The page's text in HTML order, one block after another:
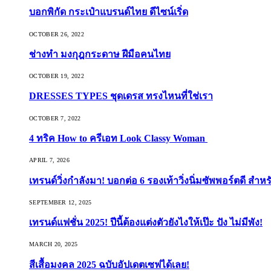
บอกพิกัด กระเป๋าแบรนด์ไทย ดีไซน์เริ่ด
OCTOBER 26, 2022
ช่างทำ มงกุฎกระดาษ ฝีมือคนไทย
OCTOBER 19, 2022
DRESSES TYPES ชุดเดรส ทรงไหนที่ใช่เรา
OCTOBER 7, 2022
4 ทริค How to ครีเอท Look Classy Woman
APRIL 7, 2026
เทรนด์วิ่งกำลังมา! บอกต่อ 6 รองเท้าวิ่งนิ่มซัพพอร์ตดี สำห
SEPTEMBER 12, 2025
เทรนด์แฟชั่น 2025! ปีนี้ต้องแต่งตัวยังไงให้เป๊ะ ปัง ไม่มีพัง!
MARCH 20, 2025
สีเสื้อมงคล 2025 ฉบับอัปเดตเซฟได้เลย!